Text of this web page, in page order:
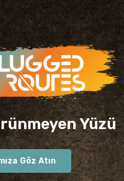
Yüzü
Göz Atın